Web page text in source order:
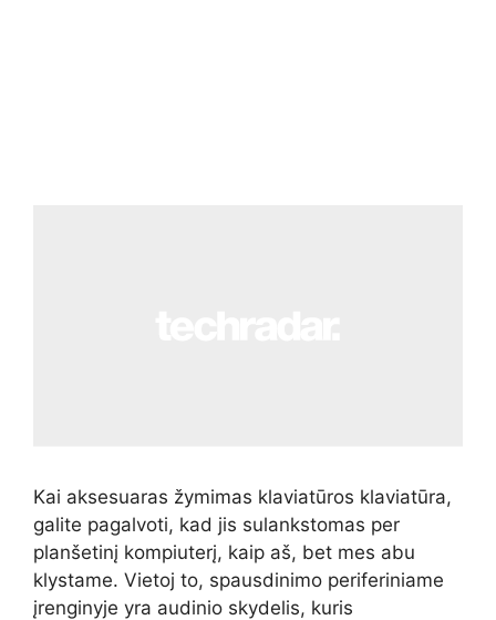
Kai aksesuaras žymimas klaviatūros klaviatūra,
galite pagalvoti, kad jis sulankstomas per
planšetinį kompiuterį, kaip aš, bet mes abu
klystame. Vietoj to, spausdinimo periferiniame
įrenginyje yra audinio skydelis, kuris